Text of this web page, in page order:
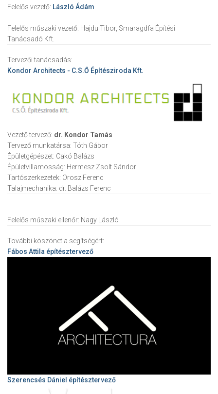
Felelős vezető: László Ádám
Felelős műszaki vezető: Hajdu Tibor, Smaragdfa Építési
Tanácsadó Kft.
Tervezői tanácsadás:
Kondor Architects - C.S.Ő Építésziroda Kft.
Vezető tervező: dr. Kondor Tamás
Tervező munkatársa: Tóth Gábor
Épületgépészet: Cakó Balázs
Épületvillamosság: Hermesz Zsolt Sándor
Tartószerkezetek: Orosz Ferenc
Talajmechanika: dr. Balázs Ferenc
Felelős műszaki ellenőr: Nagy László
További köszönet a segítségért:
Fábos Attila építésztervező
Szerencsés Dániel építésztervező